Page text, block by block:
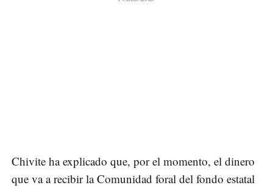
Chivite ha explicado que, por el momento, el dinero
que va a recibir la Comunidad foral del fondo estatal